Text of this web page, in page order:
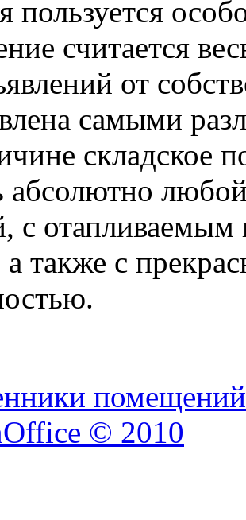
пользуется
считается
от
самыми
складское
абсолютно
с
также с
© 2010